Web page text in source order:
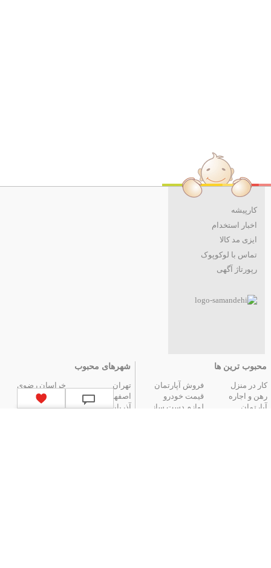
کارپیشه
اخبار استخدام
ایزی مد کالا
تماس با لوکوپوک
رپورتاژ آگهی
محبوب ترین ها
کار در منزل
فروش آپارتمان
رهن و اجاره
آپارتمان
قیمت خودرو
لوازم دست ساز
شهرهای محبوب
تهران
خراسان رضوی
اصفهان
فارس
آذربایجان شرقی
مازندران